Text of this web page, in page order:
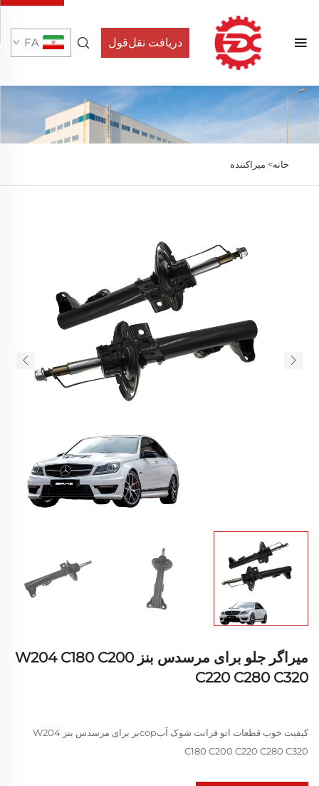
دریافت نقل‌قول FA
خانه> میراکننده
میراگر جلو برای مرسدس بنز W204 C180 C200
C220 C280 C320
کیفیت خوب قطعات اتو فرانت شوک آبсорبر برای مرسدس بنز W204
C180 C200 C220 C280 C320